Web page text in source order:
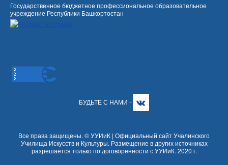
Государственное бюджетное профессиональное образовательное
учреждение Республики Башкортостан
БУДЬТЕ С НАМИ -
Все права защищены. © УУИиК | Официальный сайт Учалинского
Училища Искусств и Культуры. Размещение в других источниках
разрешается только по договоренности с УУИиК. 2020 г.